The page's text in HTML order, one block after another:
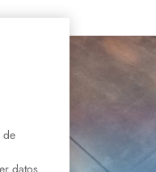
de
datos